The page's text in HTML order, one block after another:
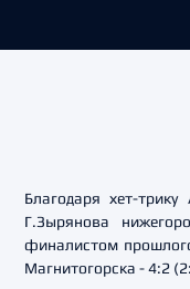
Благодаря хет-
Г.Зырянова
финалистом
Магнитогорска - 4:2